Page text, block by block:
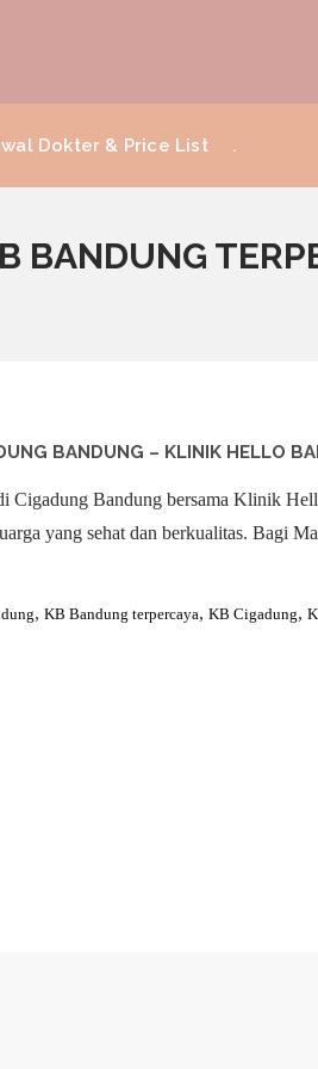
Dokter & Price List .
BANDUNG
BANDUNG – KLINIK HELLO
Cigadung Bandung bersama Klinik
yang sehat dan berkualitas. Bagi
, KB Bandung terpercaya, KB Cigadung,